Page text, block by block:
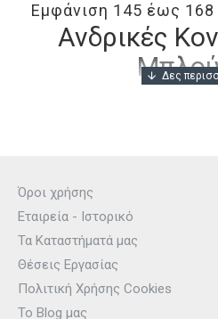
Εμφάνιση 145 έως
Ανδρικές
Αν ψάχνειςαπλό T-shirt
Διάλεξε το δικό σου μπλουζάκι με
στενή εφαρμογή σε όλα τα
Όροι χρήσης
Εταιρεία - Ιστορικό
Τα Καταστήματά μας
Θέσεις Εργασίας
Πολιτική Χρήσης Cookies
Το Blog μας